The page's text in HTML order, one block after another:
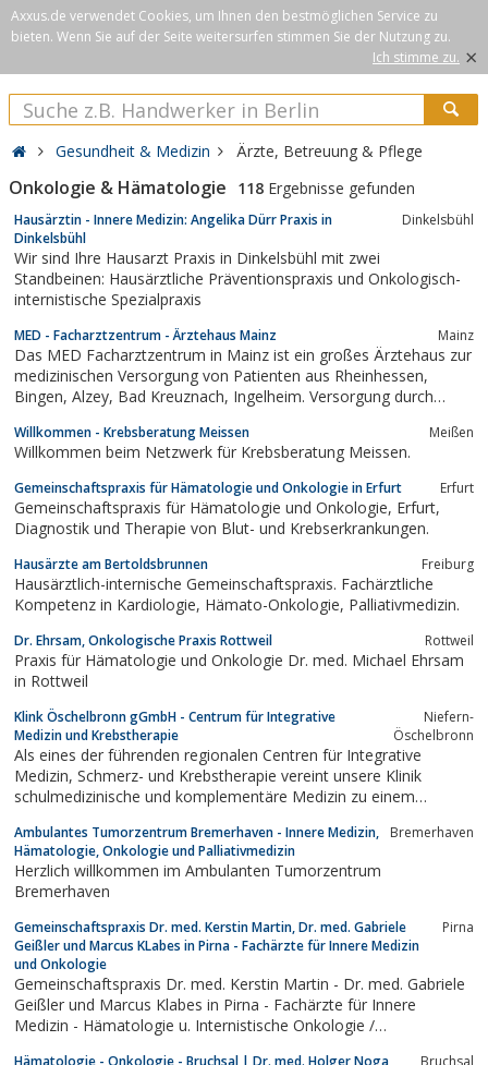
Axxus.de verwendet Cookies, um Ihnen den bestmöglichen Service zu
bieten. Wenn Sie auf der Seite weitersurfen stimmen Sie der Nutzung zu.
Ich stimme zu. ×
Gesundheit & Medizin Ärzte, Betreuung & Pflege
Onkologie & Hämatologie 118 Ergebnisse gefunden
Hausärztin - Innere Medizin: Angelika Dürr Praxis in
Dinkelsbühl
Dinkelsbühl
Wir sind Ihre Hausarzt Praxis in Dinkelsbühl mit zwei
Standbeinen: Hausärztliche Präventionspraxis und Onkologisch-
internistische Spezialpraxis
MED - Facharztzentrum - Ärztehaus Mainz Mainz
Das MED Facharztzentrum in Mainz ist ein großes Ärztehaus zur
medizinischen Versorgung von Patienten aus Rheinhessen,
Bingen, Alzey, Bad Kreuznach, Ingelheim. Versorgung durch
Orthopäde, Radiologe, Radiologie und Ambulante Operationen.
Willkommen - Krebsberatung Meissen Meißen
Willkommen beim Netzwerk für Krebsberatung Meissen.
Gemeinschaftspraxis für Hämatologie und Onkologie in Erfurt Erfurt
Gemeinschaftspraxis für Hämatologie und Onkologie, Erfurt,
Diagnostik und Therapie von Blut- und Krebserkrankungen.
Hausärzte am Bertoldsbrunnen Freiburg
Hausärztlich-internische Gemeinschaftspraxis. Fachärztliche
Kompetenz in Kardiologie, Hämato-Onkologie, Palliativmedizin.
Dr. Ehrsam, Onkologische Praxis Rottweil Rottweil
Praxis für Hämatologie und Onkologie Dr. med. Michael Ehrsam
in Rottweil
Klink Öschelbronn gGmbH - Centrum für Integrative
Medizin und Krebstherapie
Niefern-
Öschelbronn
Als eines der führenden regionalen Centren für Integrative
Medizin, Schmerz- und Krebstherapie vereint unsere Klinik
schulmedizinische und komplementäre Medizin zu einem
Ambulantes Tumorzentrum Bremerhaven - Innere Medizin,
Hämatologie, Onkologie und Palliativmedizin
Bremerhaven
Herzlich willkommen im Ambulanten Tumorzentrum
Bremerhaven
Gemeinschaftspraxis Dr. med. Kerstin Martin, Dr. med. Gabriele
Geißler und Marcus KLabes in Pirna - Fachärzte für Innere Medizin
und Onkologie
Pirna
Gemeinschaftspraxis Dr. med. Kerstin Martin - Dr. med. Gabriele
Geißler und Marcus Klabes in Pirna - Fachärzte für Innere
Medizin - Hämatologie u. Internistische Onkologie /
Hämatologie - Onkologie - Bruchsal | Dr. med. Holger Noga
Bruchsal